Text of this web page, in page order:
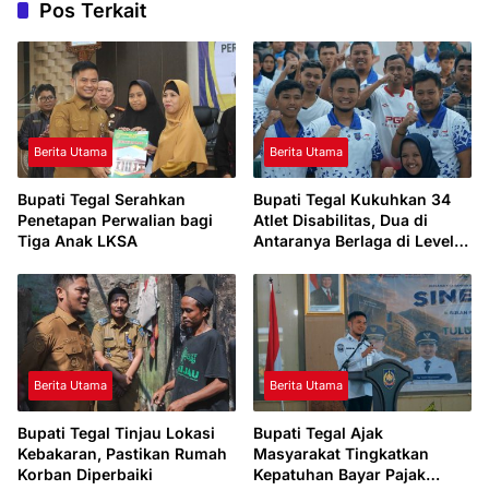
Pos Terkait
Berita Utama
Bupati Tegal Serahkan
Penetapan Perwalian bagi
Tiga Anak LKSA
Berita Utama
Bupati Tegal Kukuhkan 34
Atlet Disabilitas, Dua di
Antaranya Berlaga di Level
Berita Utama
Bupati Tegal Tinjau Lokasi
Kebakaran, Pastikan Rumah
Korban Diperbaiki
Berita Utama
Bupati Tegal Ajak
Masyarakat Tingkatkan
Kepatuhan Bayar Pajak